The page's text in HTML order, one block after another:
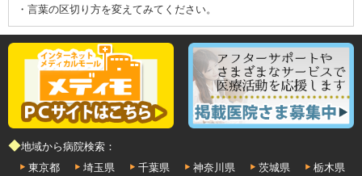
・言葉の区切り方を変えてみてください。
◆地域から病院検索：
東京都
埼玉県 千葉県 神奈川県 茨城県
栃木県